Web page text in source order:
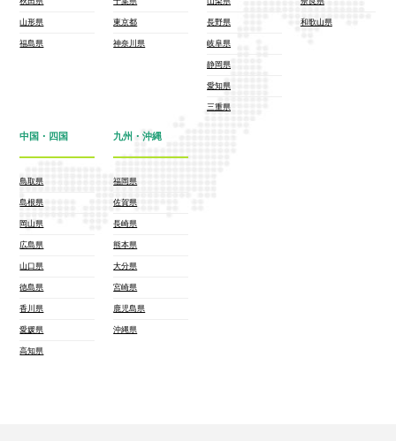
山形県
福島県
東京都
神奈川県
長野県
岐阜県
静岡県
愛知県
三重県
和歌山県
中国・四国
鳥取県
島根県
岡山県
広島県
山口県
徳島県
香川県
愛媛県
高知県
九州・沖縄
福岡県
佐賀県
長崎県
熊本県
大分県
宮崎県
鹿児島県
沖縄県